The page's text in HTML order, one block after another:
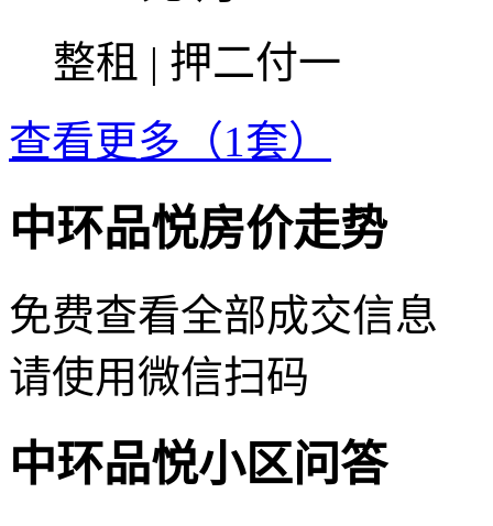
整租 | 押二付一
查看更多（1套）
中环品悦房价走势
免费查看全部成交信息
请使用微信扫码
中环品悦小区问答